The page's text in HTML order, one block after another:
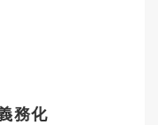
務化